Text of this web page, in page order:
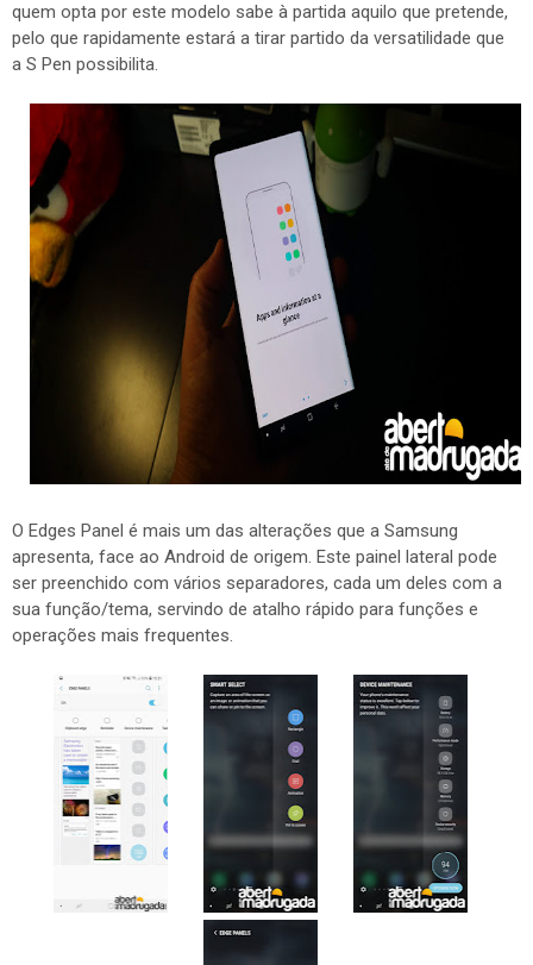
quem opta por este modelo sabe à partida aquilo que pretende,
pelo que rapidamente estará a tirar partido da versatilidade que
a S Pen possibilita.
O Edges Panel é mais um das alterações que a Samsung
apresenta, face ao Android de origem. Este painel lateral pode
ser preenchido com vários separadores, cada um deles com a
sua função/tema, servindo de atalho rápido para funções e
operações mais frequentes.